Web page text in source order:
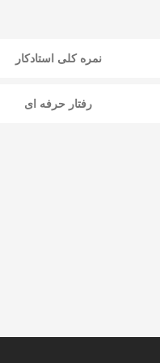
نمره کلی استادکار
رفتار حرفه ای